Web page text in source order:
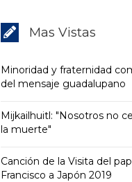
Mas Vistas
Minoridad y fraternidad
del mensaje guadalupano
Mijkailhuitl: "Nosotros no
la muerte"
Canción de la Visita del
Francisco a Japón 2019